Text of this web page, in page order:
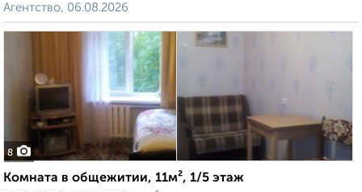
Агентство, 06.08.2026
8
Комната в общежитии, 11м², 1/5 этаж